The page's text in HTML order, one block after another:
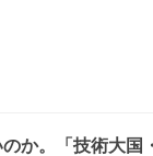
か。「技術大国